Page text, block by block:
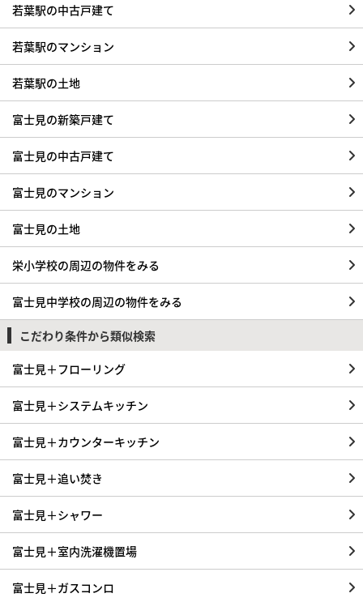
若葉駅の中古戸建て
若葉駅のマンション
若葉駅の土地
富士見の新築戸建て
富士見の中古戸建て
富士見のマンション
富士見の土地
栄小学校の周辺の物件をみる
富士見中学校の周辺の物件をみる
こだわり条件から類似検索
富士見＋フローリング
富士見＋システムキッチン
富士見＋カウンターキッチン
富士見＋追い焚き
富士見＋シャワー
富士見＋室内洗濯機置場
富士見＋ガスコンロ